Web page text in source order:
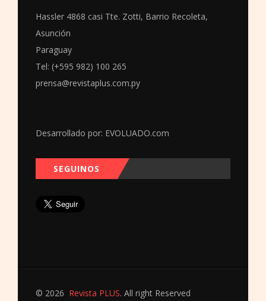
Hassler 4868 casi Tte. Zotti, Barrio Recoleta,
Asunción
Paraguay
Tel: (+595 982) 100 265
prensa@revistaplus.com.py
Desarrollado por: EVOLUADO.com
SEGUINOS
© 2026 Revista PLUS. All right Reserved